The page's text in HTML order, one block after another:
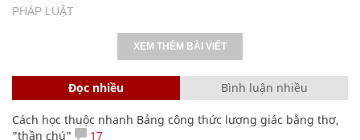
PHÁP LUẬT
XEM THÊM BÀI VIẾT
Đọc nhiều Bình luận nhiều
Cách học thuộc nhanh Bảng công thức lượng giác bằng thơ,
"thần chú"
17